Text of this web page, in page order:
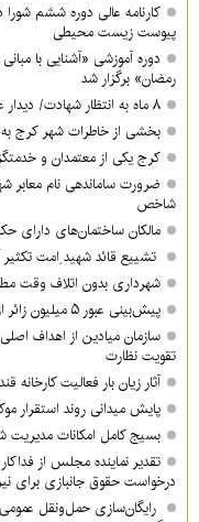
کارنامه عالی دوره ششم
پیوست زیست محیطی
دوره آموزشی «آشنایی با
رمضان» برگزار شد
۸ ماه به انتظار شهادت/ دیدار علیرضا رحیمی با خانواده شهیدان فاطمی‌نژاد
بخشی از خاطرات شهر کرج
کرج یکی از معتمدان و
ضرورت ساماندهی نام‌
شاخص
مالکان ساختمان‌های دارای
تشییع قائد شهید ِامت
شهرداری بدون اتلاف وقت
پیش‌بینی عبور ۵ میلیون زائر از البرز/ آمادگی ۱۰۰ درصدی مواکب
سازمان میادین از اهداف
تقویت نظارت
آثار زیان بار فعالیت
پایش میدانی روند استقرار
بسیج کامل امکانات مدیریت
تقدیر نماینده مجلس از
درخواست حقوق جانبازی برای
رایگان‌سازی حمل‌ونقل